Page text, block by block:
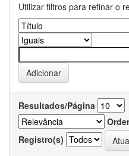
Utilizar filtros para refinar o
Resultados/Página
Registro(s)